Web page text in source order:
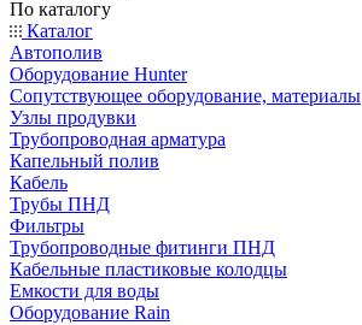
По каталогу
Каталог
Автополив
Оборудование Hunter
Сопутствующее оборудование, материалы
Узлы продувки
Трубопроводная арматура
Капельный полив
Кабель
Трубы ПНД
Фильтры
Трубопроводные фитинги ПНД
Кабельные пластиковые колодцы
Емкости для воды
Оборудование Rain